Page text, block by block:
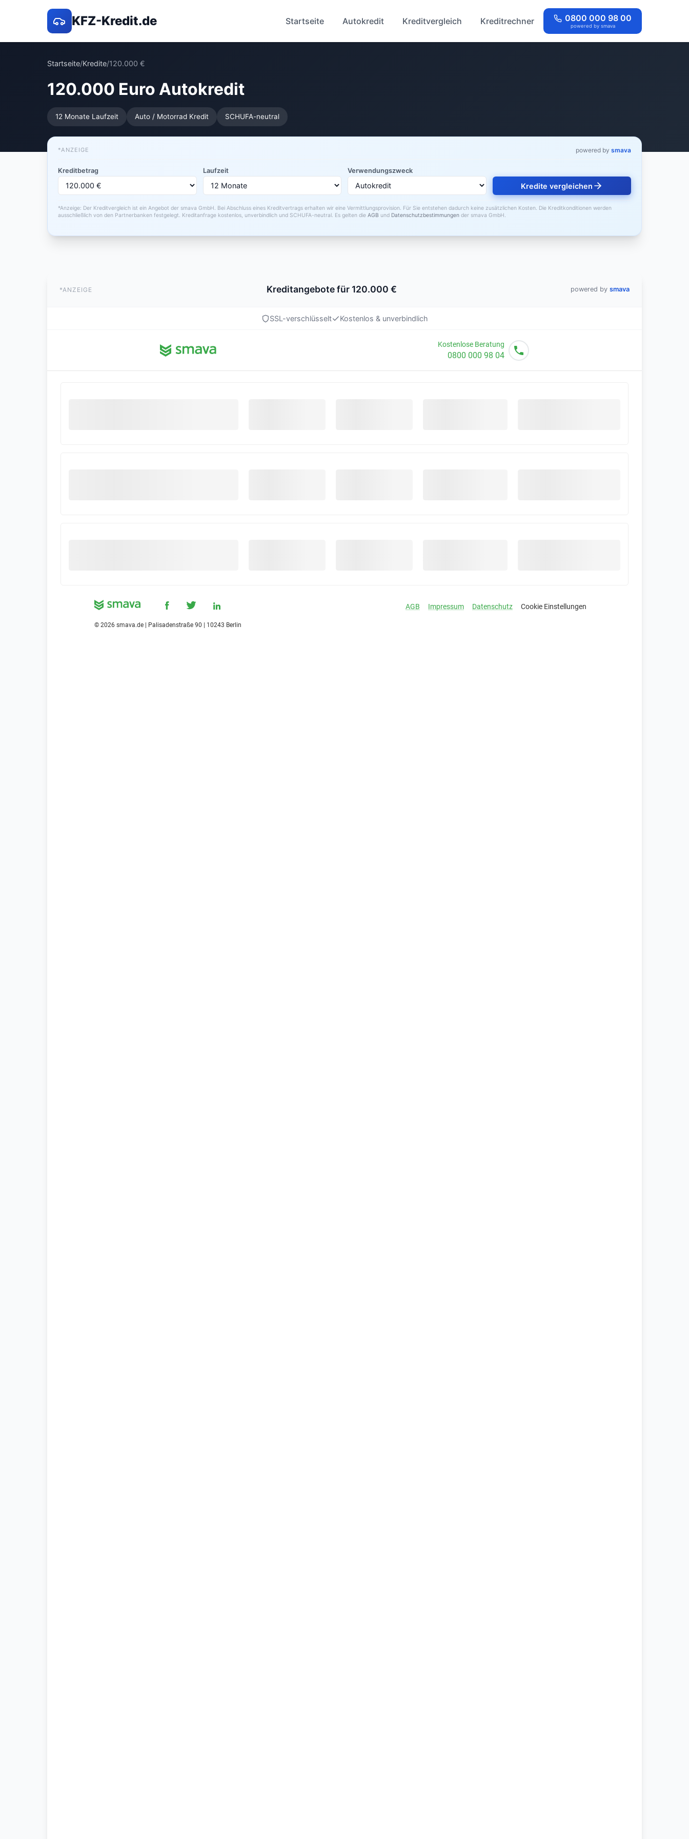
KFZ-Kredit.de Startseite Autokredit Kreditvergleich Kreditrechner 0800 000 98 00
powered by smava
Startseite/Kredite/120.000 €
120.000 Euro Autokredit
12 Monate Laufzeit Auto / Motorrad Kredit SCHUFA-neutral
*ANZEIGE powered by smava
Kreditbetrag Laufzeit Verwendungszweck
Kredite vergleichen
*Anzeige: Der Kreditvergleich ist ein Angebot der smava GmbH. Bei Abschluss eines Kreditvertrags erhalten wir eine Vermittlungsprovision. Für Sie entstehen dadurch keine zusätzlichen Kosten. Die Kreditkonditionen werden
ausschließlich von den Partnerbanken festgelegt. Kreditanfrage kostenlos, unverbindlich und SCHUFA-neutral. Es gelten die AGB und Datenschutzbestimmungen der smava GmbH.
*ANZEIGE Kreditangebote für 120.000 € powered by smava
SSL-verschlüsselt Kostenlos & unverbindlich